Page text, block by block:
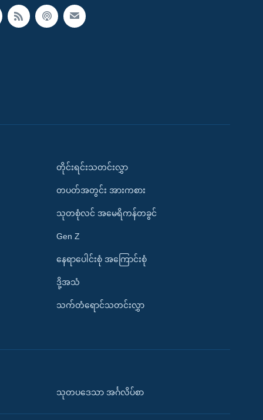
တိုင်းရင်းသတင်းလွှာ
တပတ်အတွင်း အားကစား
သုတစုံလင် အမေရိကန်တခွင်
Gen Z
နေရာပေါင်းစုံ အကြောင်းစုံ
ဒို့အသံ
သက်တံရောင်သတင်းလွှာ
သုတပဒေသာ အင်္ဂလိပ်စာ